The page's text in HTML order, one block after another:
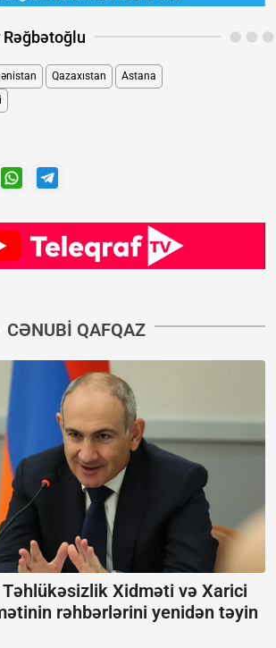
Qazaxıstan
Astana
CƏNUBI QAFQAZ
Xidməti və Xarici
rəhbərlərini yenidən təyin